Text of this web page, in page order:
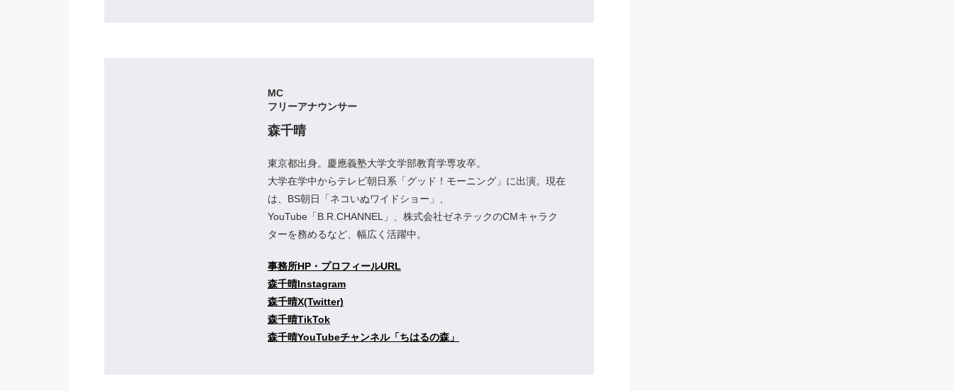
MC
フリーアナウンサー
森千晴
東京都出身。慶應義塾大学文学部教育学専攻卒。
大学在学中からテレビ朝日系「グッド！モーニング」に出演。現在
は、BS朝日「ネコいぬワイドショー」、
YouTube「B.R.CHANNEL」、株式会社ゼネテックのCMキャラク
ターを務めるなど、幅広く活躍中。
事務所HP・プロフィールURL
森千晴Instagram
森千晴X(Twitter)
森千晴TikTok
森千晴YouTubeチャンネル「ちはるの森」